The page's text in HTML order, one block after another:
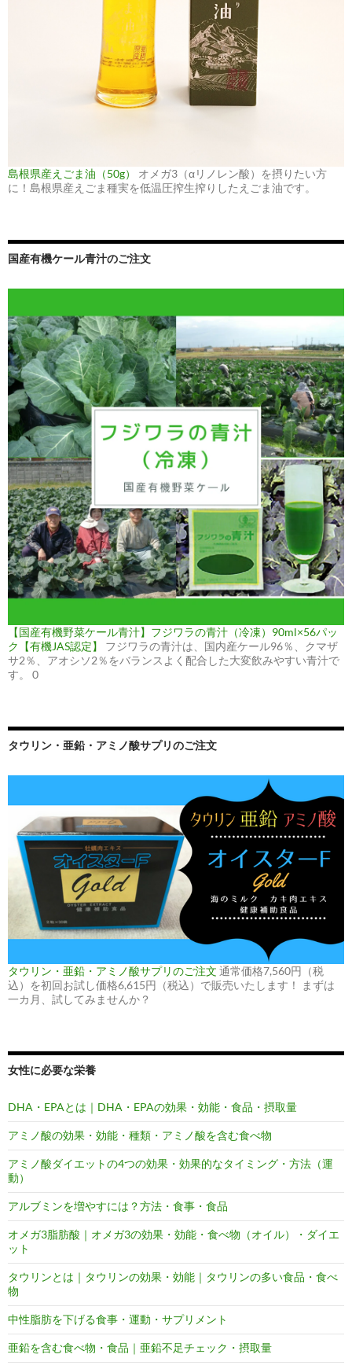
島根県産えごま油（50g）
オメガ3（αリノレン酸）を摂りたい方
に！島根県産えごま種実を低温圧搾生搾りしたえごま油です。
国産有機ケール青汁のご注文
【国産有機野菜ケール青汁】フジワラの青汁（冷凍）90ml×56パッ
ク【有機JAS認定】
フジワラの青汁は、国内産ケール96％、クマザ
サ2％、アオシソ2％をバランスよく配合した大変飲みやすい青汁で
す。 0
タウリン・亜鉛・アミノ酸サプリのご注文
タウリン・亜鉛・アミノ酸サプリのご注文 通常価格7,560円（税
込）を初回お試し価格6,615円（税込）で販売いたします！ まずは
一カ月、試してみませんか？
女性に必要な栄養
DHA・EPAとは｜DHA・EPAの効果・効能・食品・摂取量
アミノ酸の効果・効能・種類・アミノ酸を含む食べ物
アミノ酸ダイエットの4つの効果・効果的なタイミング・方法（運
動）
アルブミンを増やすには？方法・食事・食品
オメガ3脂肪酸｜オメガ3の効果・効能・食べ物（オイル）・ダイエ
ット
タウリンとは｜タウリンの効果・効能｜タウリンの多い食品・食べ
物
中性脂肪を下げる食事・運動・サプリメント
亜鉛を含む食べ物・食品｜亜鉛不足チェック・摂取量